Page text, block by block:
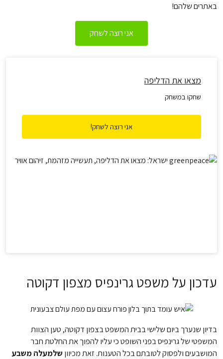
באתרים שלהם!
אני רוצה לשחק
מצאו את הדליפה
שחקו במשחק
אני רוצה לשחק!
עדכון על משפט גרינפיס מצפון דקוטה
בדיון שנערך ביום שלישי בבית המשפט בצפון דקוטה, טען הצוות
המשפטי של גרינפיס בפני השופט כי עליו להפוך את החלטת חבר
המושבעים ולפסוק לטובתם בכל הטענות. זאת מכיוון שלמעלה משבע